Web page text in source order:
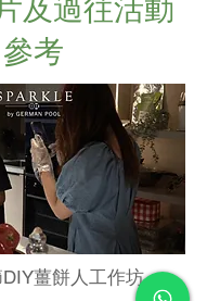
及過往活動
參考
薑餅人工作坊